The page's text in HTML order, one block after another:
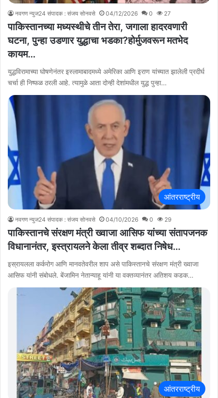
नवगण न्युज24 संपादक : संजय सोनवसे 04/12/2026 0 27
पाकिस्तानच्या मध्यस्थीचे तीन तेरा, जगाला हादरवणारी
घटना, पुन्हा उडणार युद्धाचा भडका?होर्मुजवरून मतभेद
कायम…
युद्धविरामाच्या घोषणेनंतर इस्लामाबादमध्ये अमेरिका आणि इराण यांच्यात झालेली प्रदीर्घ
चर्चा ही निष्फळ ठरली आहे. त्यामुळे आता दोन्ही देशांमधील युद्ध पुन्हा…
आंतरराष्ट्रीय
नवगण न्युज24 संपादक : संजय सोनवसे 04/10/2026 0 29
पाकिस्तानचे संरक्षण मंत्री ख्वाजा आसिफ यांच्या संतापजनक
विधानानंतर, इस्त्रायलने केला तीव्र शब्दात निषेध…
इस्रायलला कर्करोग आणि मानवतेवरील शाप असे पाकिस्तानचे संरक्षण मंत्री ख्वाजा
आसिफ यांनी संबोधले. बेंजामिन नेतान्याहू यांनी या वक्तव्यानंतर अतिशय कडक…
आंतरराष्ट्रीय